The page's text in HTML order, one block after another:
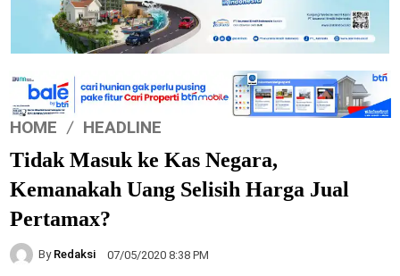
HOME HEADLINE
Tidak Masuk ke Kas Negara,
Kemanakah Uang Selisih Harga Jual
Pertamax?
By Redaksi 07/05/2020 8:38 PM